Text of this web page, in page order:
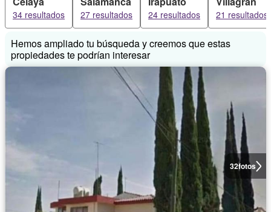
34 resultados 27 resultados 24 resultados 21 resultados
Hemos ampliado tu búsqueda y creemos que estas
propiedades te podrían interesar
32fotos